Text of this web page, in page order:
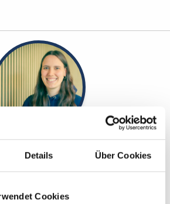
Details Über Cookies
Cookies
bei mir, wenn Sie Fragen zu